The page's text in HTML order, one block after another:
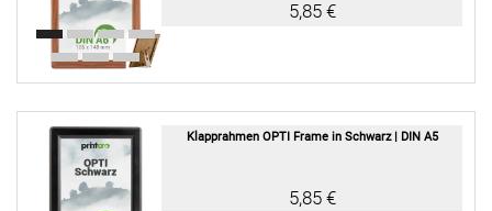
5,85 €
Klapprahmen OPTI Frame in Schwarz | DIN A5
5,85 €